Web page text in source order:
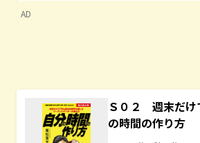
AD
Ｓ０２ 週末だけ
の時間の作り方